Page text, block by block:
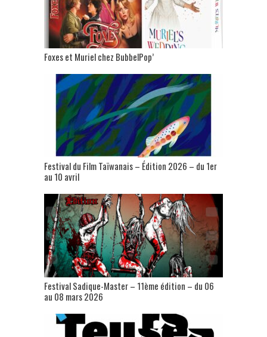
Foxes et Muriel chez BubbelPop’
Festival du Film Taïwanais – Édition 2026 – du 1er
au 10 avril
Festival Sadique-Master – 11ème édition – du 06
au 08 mars 2026